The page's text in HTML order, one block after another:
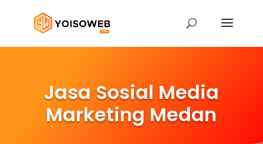
Jasa Sosial Media
Marketing Medan